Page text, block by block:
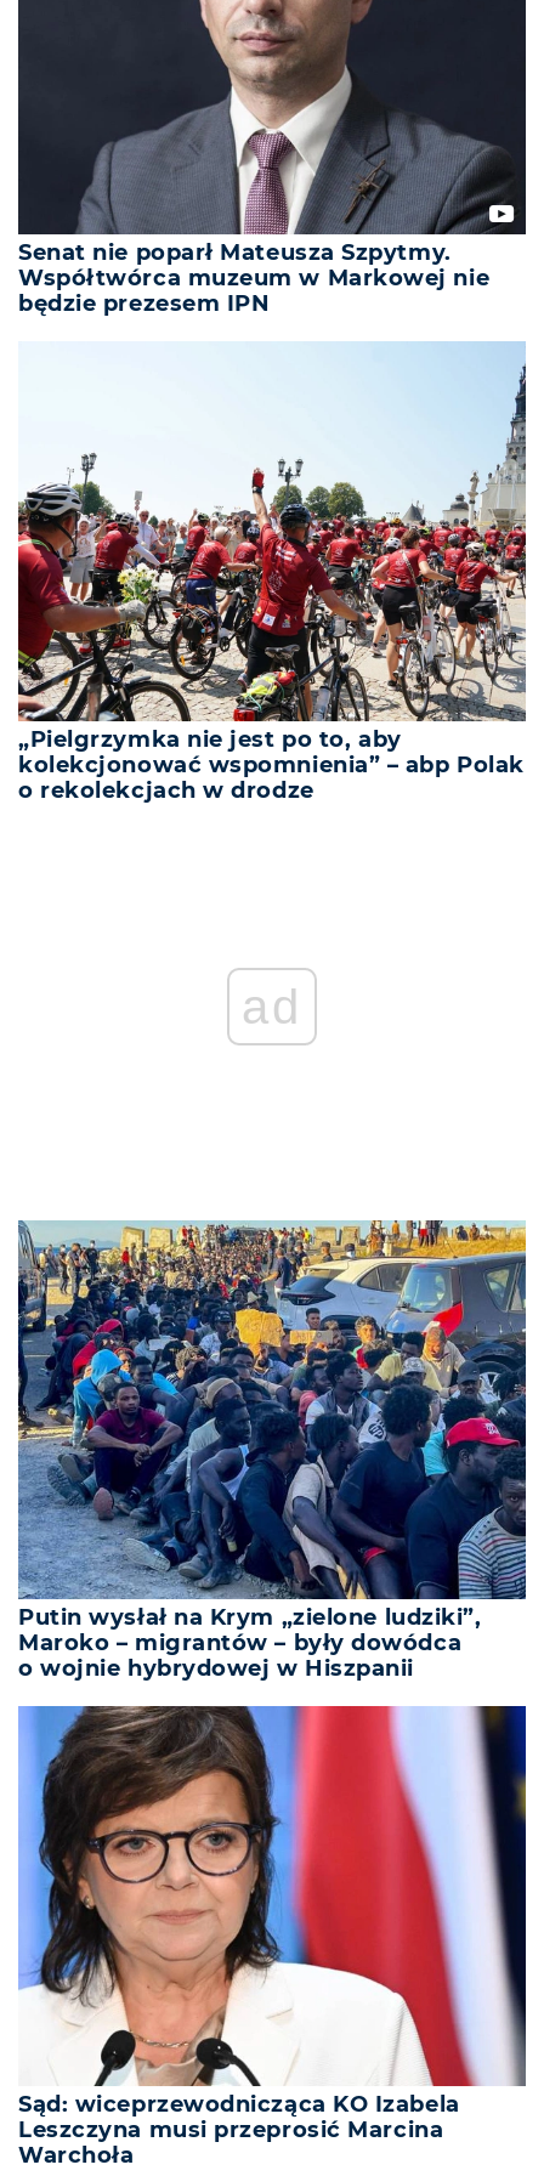
Senat nie poparł Mateusza Szpytmy.
Współtwórca muzeum w Markowej nie
będzie prezesem IPN
„Pielgrzymka nie jest po to, aby
kolekcjonować wspomnienia” – abp Polak
o rekolekcjach w drodze
ad
Putin wysłał na Krym „zielone ludziki”,
Maroko – migrantów – były dowódca
o wojnie hybrydowej w Hiszpanii
Sąd: wiceprzewodnicząca KO Izabela
Leszczyna musi przeprosić Marcina
Warchoła